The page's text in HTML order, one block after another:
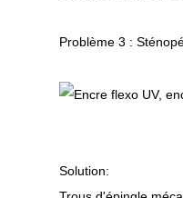
Problème 3 :
Solution: